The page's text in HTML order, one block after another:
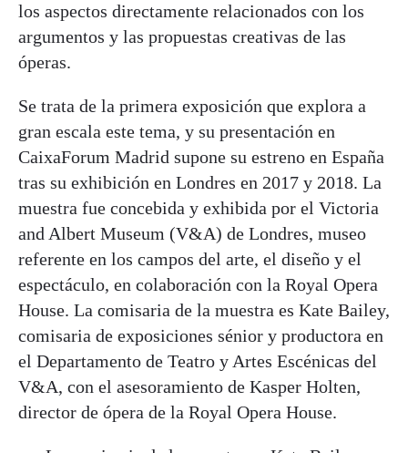
los aspectos directamente relacionados con los
argumentos y las propuestas creativas de las
óperas.
Se trata de la primera exposición que explora a
gran escala este tema, y su presentación en
CaixaForum Madrid supone su estreno en España
tras su exhibición en Londres en 2017 y 2018. La
muestra fue concebida y exhibida por el Victoria
and Albert Museum (V&A) de Londres, museo
referente en los campos del arte, el diseño y el
espectáculo, en colaboración con la Royal Opera
House. La comisaria de la muestra es Kate Bailey,
comisaria de exposiciones sénior y productora en
el Departamento de Teatro y Artes Escénicas del
V&A, con el asesoramiento de Kasper Holten,
director de ópera de la Royal Opera House.